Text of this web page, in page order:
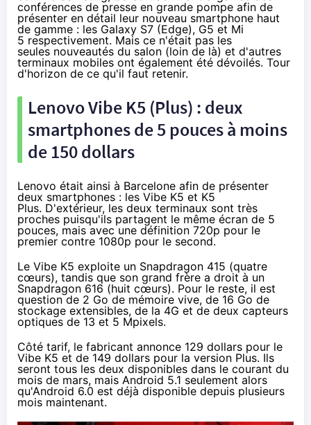
conférences de presse en grande pompe afin de
présenter en détail leur nouveau smartphone haut
de gamme : les Galaxy S7 (Edge), G5 et Mi
5 respectivement. Mais ce n'était pas les
seules nouveautés du salon (loin de là) et d'autres
terminaux mobiles ont également été dévoilés. Tour
d'horizon de ce qu'il faut retenir.
Lenovo Vibe K5 (Plus) : deux
smartphonesde 5 pouces à moins
de 150 dollars
Lenovo était ainsi à Barcelone afin de présenter
deux smartphones : les Vibe K5 et K5
Plus. D'extérieur, les deux terminaux sont très
proches puisqu'ils partagent le même écran de 5
pouces, mais avec une définition 720p pour le
premier contre 1080p pour le second.
Le Vibe K5 exploite un Snapdragon 415 (quatre
cœurs), tandis que son grand frère a droit à un
Snapdragon 616 (huit cœurs). Pour le reste, il est
question de 2 Go de mémoire vive, de 16 Go de
stockage extensibles, de la 4G et de deux capteurs
optiques de 13 et 5 Mpixels.
Côté tarif, le fabricant annonce 129 dollars pour le
Vibe K5 et de 149 dollars pour la version Plus. Ils
seront tous les deux disponibles dans le courant du
mois de mars, mais Android 5.1 seulement alors
qu'Android 6.0 est déjà disponible depuis plusieurs
mois maintenant.